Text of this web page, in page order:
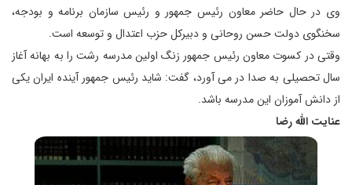
وی در حال حاضر معاون رئیس جمهور و رئیس سازمان برنامه و بودجه،
سخنگوی دولت حسن روحانی و دبیرکل حزب اعتدال و توسعه است.
وقتی در کسوت معاون رئیس جمهور زنگ اولین مدرسه رشت را به بهانه آغاز
سال تحصیلی به صدا در می آورد، گفت: شاید رئیس جمهور آینده ایران یکی
از دانش آموزان این مدرسه باشد.
عنایت الله رضا